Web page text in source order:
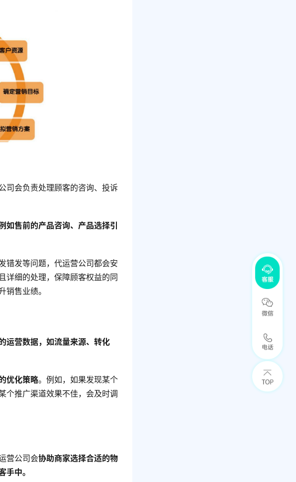
司会负责处理顾客的咨询、投诉
如售前的产品咨询、产品选择引
错发等问题，代运营公司都会安
详细的处理，保障顾客权益的同
售业绩。
运营数据，如流量来源、转化
优化策略。例如，如果发现某个
个推广渠道效果不佳，会及时调
营公司会协助商家选择合适的物
手中。